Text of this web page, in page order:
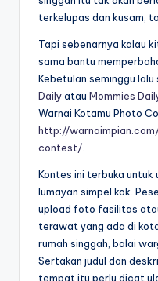
terkelupas dan kusam,
Tapi sebenarnya kalau
sama bantu
Kebetulan seminggu
Dailyatau Mommies
Warnai Kotamu Photo
http://
contest/
Kontes ini terbuka untuk
lumayan simpel kok.
upload foto fasilitas
terawat yang ada di
rumah singgah, balai
Sertakan judul dan
tempat itu perlu dicat